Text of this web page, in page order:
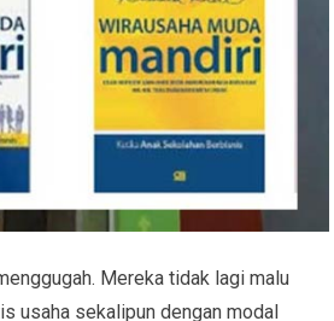
Mereka tidak lagi malu
usaha sekalipun dengan modal